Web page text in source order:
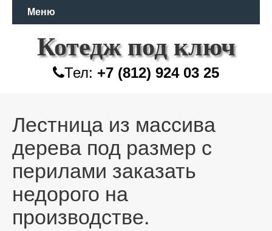
Меню
Котедж под ключ
Тел: +7 (812) 924 03 25
Лестница из массива
дерева под размер с
перилами заказать
недорого на
производстве.